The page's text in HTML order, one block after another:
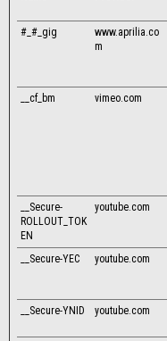
#_#_gig
www.aprilia.co
m
__cf_bm
vimeo.com
__Secure-
ROLLOUT_TOK
EN
youtube.com
__Secure-YEC youtube.com
__Secure-YNID youtube.com